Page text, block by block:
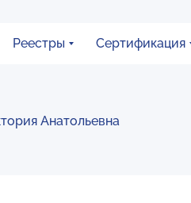
Реестры Сертификация
Анатольевна